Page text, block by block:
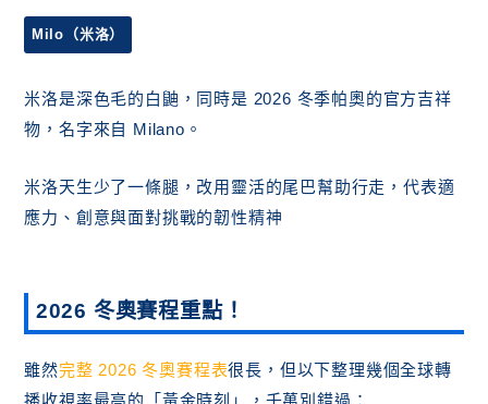
Milo（米洛）
米洛是深色毛的白鼬，同時是 2026 冬季帕奧的官方吉祥
物，名字來自 Milano。
米洛天生少了一條腿，改用靈活的尾巴幫助行走，代表適
應力、創意與面對挑戰的韌性精神
2026 冬奧賽程重點！
雖然完整 2026 冬奧賽程表很長，但以下整理幾個全球轉